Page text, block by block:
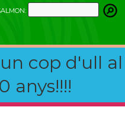
cop d'ull al
anys!!!!